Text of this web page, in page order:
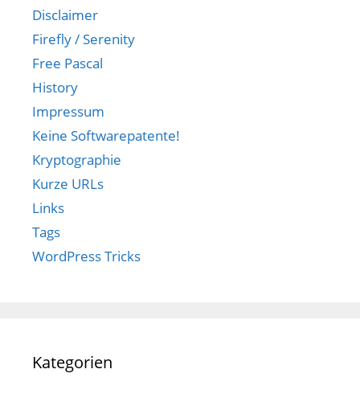
Disclaimer
Firefly / Serenity
Free Pascal
History
Impressum
Keine Softwarepatente!
Kryptographie
Kurze URLs
Links
Tags
WordPress Tricks
Kategorien